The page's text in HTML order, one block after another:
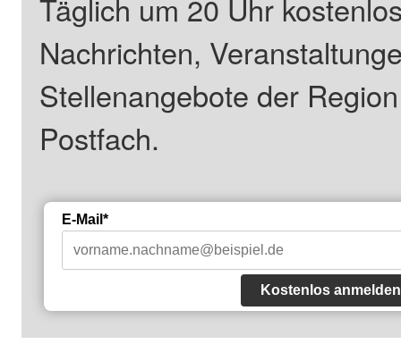
Täglich um 20 Uhr
Nachrichten,
Stellenangebote der
Postfach.
E-Mail*
Kostenlos anmelden